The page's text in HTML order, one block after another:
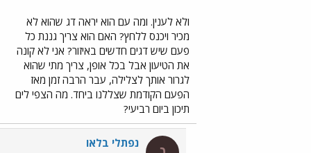
ולא לענין. ומה עם הוא יראה דג שהוא לא
מכיר ויכנס ללחץ? האם הוא צריך גננת כל
פעם שיש דגים חדשים באיזור? אני לא קונה
את הטיעון אבל בכל אופן, צריך מתי שהוא
לגרור אותך לצלילה, עבר הרבה זמן מאז
הפעם הקודמת שצללנו ביחד. מה הצפי לים
תיכון ביום רביעי?
נפתלי בלאו